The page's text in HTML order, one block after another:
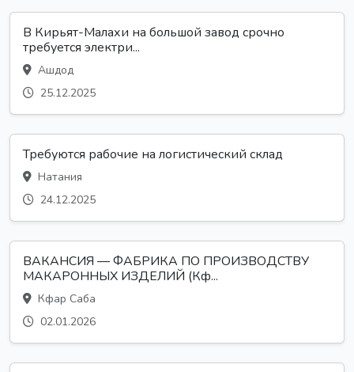
В Кирьят-Малахи на большой завод срочно
требуется электри...
Ашдод
25.12.2025
Требуются рабочие на логистический склад
Натания
24.12.2025
ВАКАНСИЯ — ФАБРИКА ПО ПРОИЗВОДСТВУ
МАКАРОННЫХ ИЗДЕЛИЙ (Кф...
Кфар Саба
02.01.2026